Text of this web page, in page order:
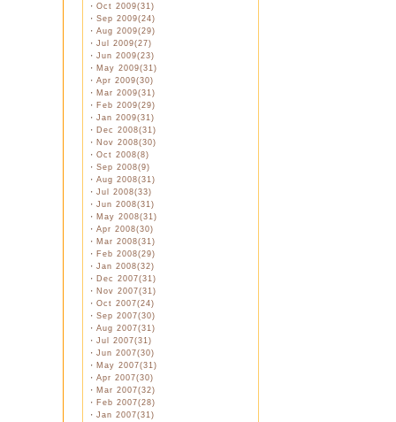
・ Oct 2009(31)
・ Sep 2009(24)
・ Aug 2009(29)
・ Jul 2009(27)
・ Jun 2009(23)
・ May 2009(31)
・ Apr 2009(30)
・ Mar 2009(31)
・ Feb 2009(29)
・ Jan 2009(31)
・ Dec 2008(31)
・ Nov 2008(30)
・ Oct 2008(8)
・ Sep 2008(9)
・ Aug 2008(31)
・ Jul 2008(33)
・ Jun 2008(31)
・ May 2008(31)
・ Apr 2008(30)
・ Mar 2008(31)
・ Feb 2008(29)
・ Jan 2008(32)
・ Dec 2007(31)
・ Nov 2007(31)
・ Oct 2007(24)
・ Sep 2007(30)
・ Aug 2007(31)
・ Jul 2007(31)
・ Jun 2007(30)
・ May 2007(31)
・ Apr 2007(30)
・ Mar 2007(32)
・ Feb 2007(28)
・ Jan 2007(31)